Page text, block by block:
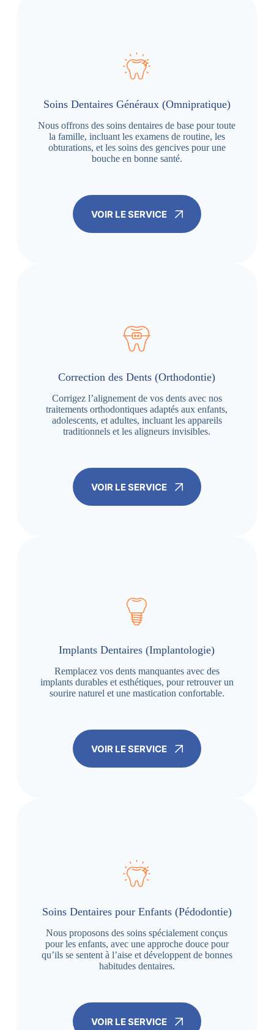
Soins Dentaires Généraux (Omnipratique)
Nous offrons des soins dentaires de base pour toute
la famille, incluant les examens de routine, les
obturations, et les soins des gencives pour une
bouche en bonne santé.
VOIR LE SERVICE
Correction des Dents (Orthodontie)
Corrigez l’alignement de vos dents avec nos
traitements orthodontiques adaptés aux enfants,
adolescents, et adultes, incluant les appareils
traditionnels et les aligneurs invisibles.
VOIR LE SERVICE
Implants Dentaires (Implantologie)
Remplacez vos dents manquantes avec des
implants durables et esthétiques, pour retrouver un
sourire naturel et une mastication confortable.
VOIR LE SERVICE
Soins Dentaires pour Enfants (Pédodontie)
Nous proposons des soins spécialement conçus
pour les enfants, avec une approche douce pour
qu’ils se sentent à l’aise et développent de bonnes
habitudes dentaires.
VOIR LE SERVICE